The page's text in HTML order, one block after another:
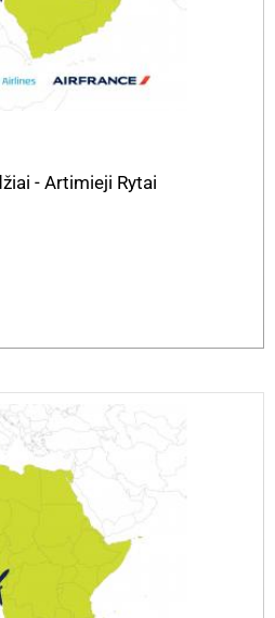
- Artimieji Rytai